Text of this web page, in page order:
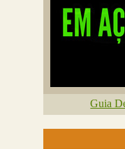
Guia